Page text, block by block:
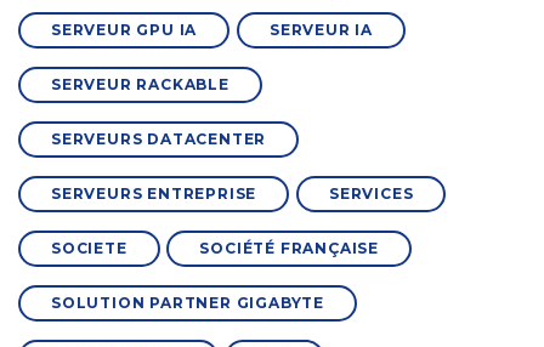
SERVEUR GPU IA SERVEUR IA
SERVEUR RACKABLE
SERVEURS DATACENTER
SERVEURS ENTREPRISE SERVICES
SOCIETE SOCIÉTÉ FRANÇAISE
SOLUTION PARTNER GIGABYTE